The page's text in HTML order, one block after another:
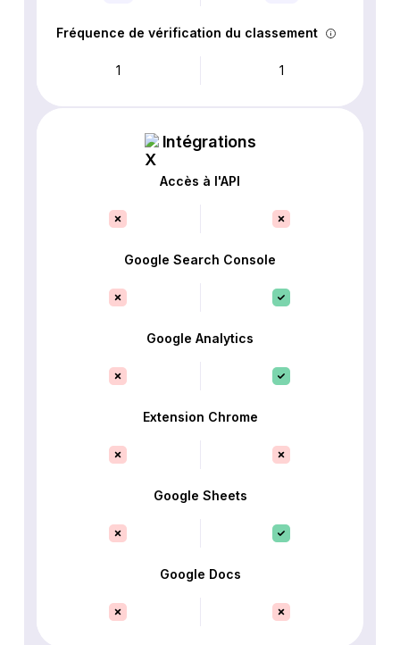
Fréquence de vérification du classement
1 1
Intégrations
Accès à l'API
Google Search Console
Google Analytics
Extension Chrome
Google Sheets
Google Docs